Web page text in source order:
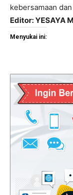
kebersamaan
Editor: YESAYA
Menyukai ini: